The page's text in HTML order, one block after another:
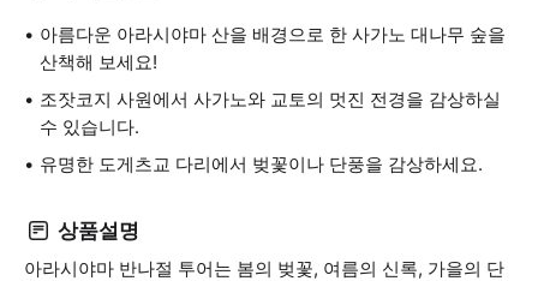
아름다운 아라시야마 산을 배경으로 한 사가노 대나무 숲을
산책해 보세요!
조잣코지 사원에서 사가노와 교토의 멋진 전경을 감상하실
수 있습니다.
유명한 도게츠교 다리에서 벚꽃이나 단풍을 감상하세요.
상품설명
아라시야마 반나절 투어는 봄의 벚꽃, 여름의 신록, 가을의 단